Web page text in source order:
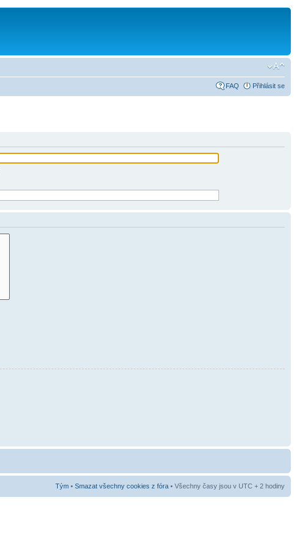
FAQ Přihlásit se
Tým • Smazat všechny cookies z fóra • Všechny časy jsou v UTC + 2 hodiny